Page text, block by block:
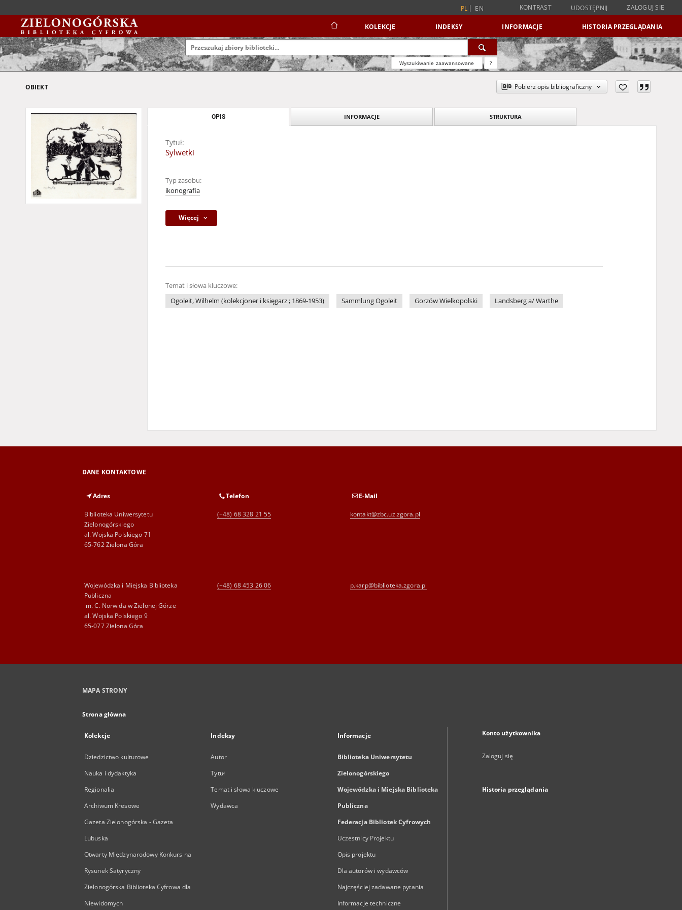
PL EN KONTRAST UDOSTĘPNIJ ZALOGUJ SIĘ
KOLEKCJE INDEKSY INFORMACJE HISTORIA PRZEGLĄDANIA
Wyszukiwanie zaawansowane ?
OBIEKT Pobierz opis bibliograficzny
OPIS INFORMACJE STRUKTURA
Tytuł:
Sylwetki
Typ zasobu:
ikonografia
Więcej
Temat i słowa kluczowe:
Ogoleit, Wilhelm (kolekcjoner i księgarz ; 1869-1953)
Sammlung Ogoleit Gorzów Wielkopolski Landsberg a/ Warthe
DANE KONTAKTOWE
Adres
Biblioteka Uniwersytetu
Zielonogórskiego
al. Wojska Polskiego 71
65-762 Zielona Góra
Telefon
(+48) 68 328 21 55
E-Mail
kontakt@zbc.uz.zgora.pl
Wojewódzka i Miejska Biblioteka
Publiczna
im. C. Norwida w Zielonej Górze
al. Wojska Polskiego 9
65-077 Zielona Góra
(+48) 68 453 26 06 p.karp@biblioteka.zgora.pl
MAPA STRONY
Strona główna
Kolekcje
Dziedzictwo kulturowe
Nauka i dydaktyka
Regionalia
Archiwum Kresowe
Gazeta Zielonogórska - Gazeta
Lubuska
Otwarty Międzynarodowy Konkurs na
Rysunek Satyryczny
Zielonogórska Biblioteka Cyfrowa dla
Niewidomych
Indeksy
Autor
Tytuł
Temat i słowa kluczowe
Wydawca
Informacje
Biblioteka Uniwersytetu
Zielonogórskiego
Wojewódzka i Miejska Biblioteka
Publiczna
Federacja Bibliotek Cyfrowych
Uczestnicy Projektu
Opis projektu
Dla autorów i wydawców
Najczęściej zadawane pytania
Informacje techniczne
Konto użytkownika
Zaloguj się
Historia przeglądania